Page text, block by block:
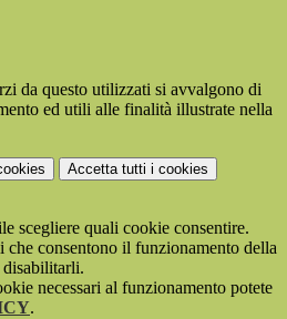
da questo utilizzati si avvalgono di
ed utili alle finalità illustrate nella
Accetta tutti i cookies
scegliere quali cookie consentire.
che consentono il funzionamento della
disabilitarli.
necessari al funzionamento potete
.